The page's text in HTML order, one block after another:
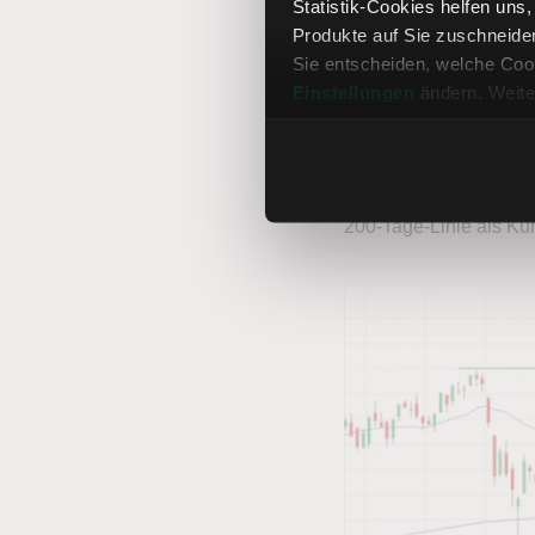
Statistik-Cookies helfen
Produkte auf Sie
Sie entscheiden, welche
Einstellungen
ändern.
Das wäre aus Sicht
Relevanz der
etablierte
Bereich 6.190/6.200
200-Tage-Linie als